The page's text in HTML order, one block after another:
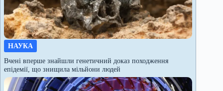
НАУКА
Вчені вперше знайшли генетичний доказ походження
епідемії, що знищила мільйони людей